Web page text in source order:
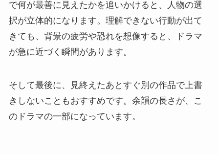
で何が最善に見えたかを追いかけると、人物の選
択が立体的になります。理解できない行動が出て
きても、背景の疲労や恐れを想像すると、ドラマ
が急に近づく瞬間があります。
そして最後に、見終えたあとすぐ別の作品で上書
きしないこともおすすめです。余韻の長さが、こ
のドラマの一部になっています。